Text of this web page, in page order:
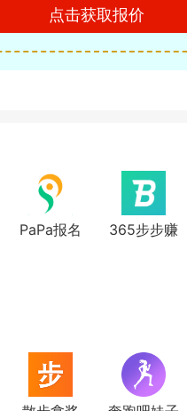
点击获取报价
PaPa报名 365步步赚